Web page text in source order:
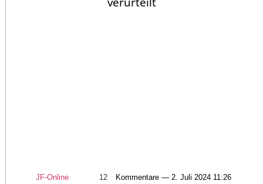
JF-Online 12 Kommentare — 2. Juli 2024 11:26